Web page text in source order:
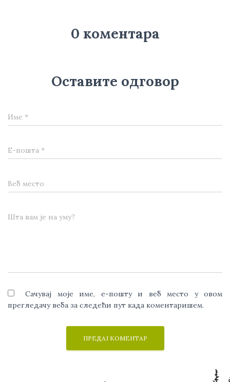
0 коментара
Оставите одговор
Име *
Е-пошта *
Веб место
Шта вам је на уму?
Сачувај моје име, е-пошту и веб место у овом
прегледачу веба за следећи пут када коментаришем.